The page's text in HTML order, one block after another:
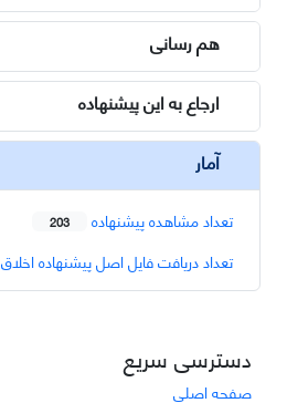
هم رسانی
ارجاع به این پیشنهاده
آمار
تعداد مشاهده پیشنهاده 203
تعداد دریافت فایل اصل پیشنهاده اخلاق
دسترسی سریع
صفحه اصلی